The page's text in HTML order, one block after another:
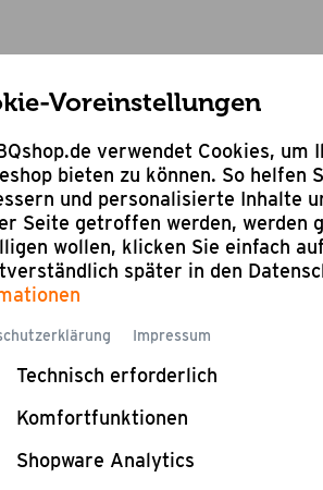
Bestseller Outdoor Grill Küche
Voreinstellungen
verwendet Cookies,
bieten zu können. So helfen
und personalisierte Inhalte
Seite getroffen werden, werden
wollen, klicken Sie einfach
später in den
Impressum
Technisch erforderlich
Komfortfunktionen
Shopware Analytics